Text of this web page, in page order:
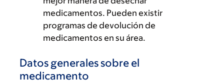
medicamentos. Pueden existir
programas de devolución de
medicamentos en su área.
Datos generales sobre el
medicamento